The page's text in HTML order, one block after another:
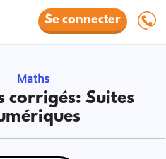
Se connecter
Maths
corrigés: Suites